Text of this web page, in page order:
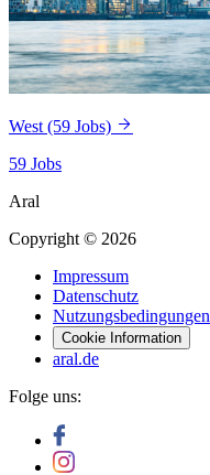
West (59 Jobs)
59 Jobs
Aral
Copyright © 2026
Impressum
Datenschutz
Nutzungsbedingungen
Cookie Information
aral.de
Folge uns: